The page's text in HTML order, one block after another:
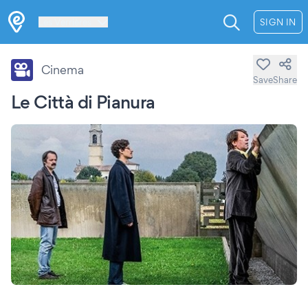
SIGN IN
Le Città di Pianura
Cinema
SaveShare